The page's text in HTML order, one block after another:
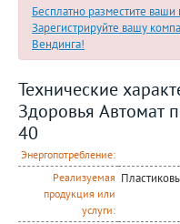
Бесплатно разместите
Зарегистрируйте вашу
Вендинга!
Технические
Здоровья Автомат
40
Энергопотребление:
Реализуемая
продукция или
услуги: